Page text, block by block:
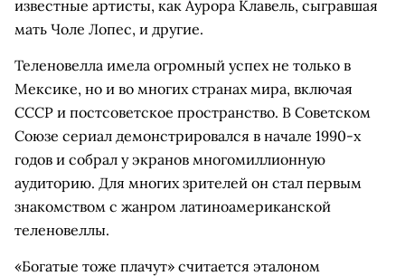
известные артисты, как Аурора Клавель, сыгравшая
мать Чоле Лопес, и другие.
Теленовелла имела огромный успех не только в
Мексике, но и во многих странах мира, включая
СССР и постсоветское пространство. В Советском
Союзе сериал демонстрировался в начале 1990-х
годов и собрал у экранов многомиллионную
аудиторию. Для многих зрителей он стал первым
знакомством с жанром латиноамериканской
теленовеллы.
«Богатые тоже плачут» считается эталоном